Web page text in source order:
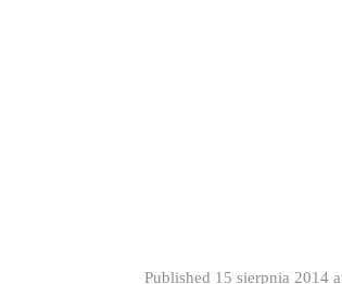
Published 15 sierpnia 2014